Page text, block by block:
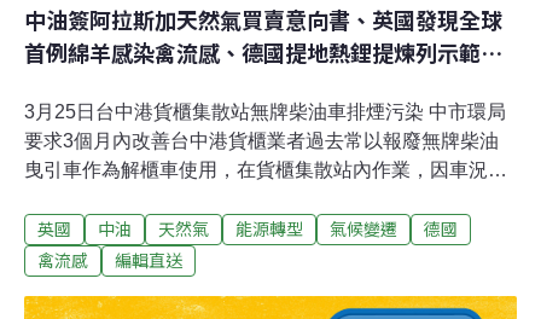
中油簽阿拉斯加天然氣買賣意向書、英國發現全球
首例綿羊感染禽流感、德國提地熱鋰提煉列示範計
3月25日台中港貨櫃集散站無牌柴油車排煙污染 中市環局
要求3個月內改善台中港貨櫃業者過去常以報廢無牌柴油
曳引車作為解櫃車使用，在貨櫃集散站內作業，因車況老
求目前仍有使用無牌柴油曳引車的貨櫃業者於3個月內完
成改善。（自由時報報導）石虎現蹤國有邊際土地 保育認
分署簽約認養苗栗縣多筆國有非公用邊際土地，不到3個
英國 中油 天然氣 能源轉型 氣候變遷
德國
禽流感
編輯直送